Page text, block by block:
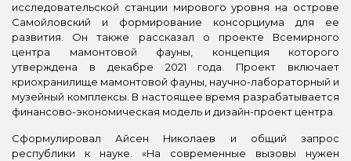
исследовательской станции мирового уровня на острове
Самойловский и формирование консорциума для ее
развития. Он также рассказал о проекте Всемирного
центра мамонтовой фауны, концепция которого
утверждена в декабре 2021 года. Проект включает
криохранилище мамонтовой фауны, научно-лабораторный и
музейный комплексы. В настоящее время разрабатывается
финансово-экономическая модель и дизайн-проект центра.
Сформулировал Айсен Николаев и общий запрос
республики к науке. «На современные вызовы нужен